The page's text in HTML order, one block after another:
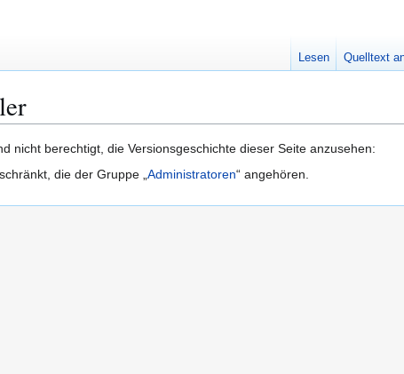
nicht berechtigt, die Versionsgeschichte dieser Seite anzusehen:
die der Gruppe „Administratoren“ angehören.
Lesen Quelltext